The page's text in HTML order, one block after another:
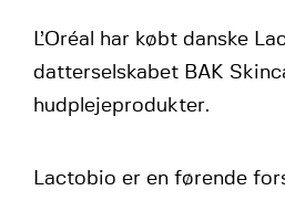
L’Oréal har købt danske
datterselskabet BAK
hudplejeprodukter.
Lactobio er en førende